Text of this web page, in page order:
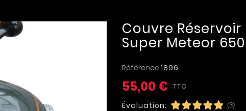
Couvre Réservoir
Super Meteor 650
Référence 1896
55,00 € TTC
Évaluation: (3)